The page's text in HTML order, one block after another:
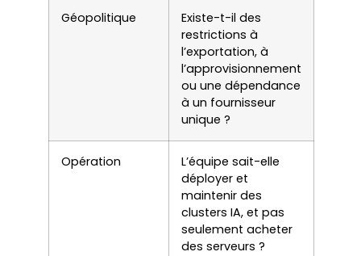
Géopolitique
Existe-t-il des
restrictions à
l’exportation, à
l’approvisionnement
ou une dépendance
à un fournisseur
unique ?
Opération
L’équipe sait-elle
déployer et
maintenir des
clusters IA, et pas
seulement acheter
des serveurs ?